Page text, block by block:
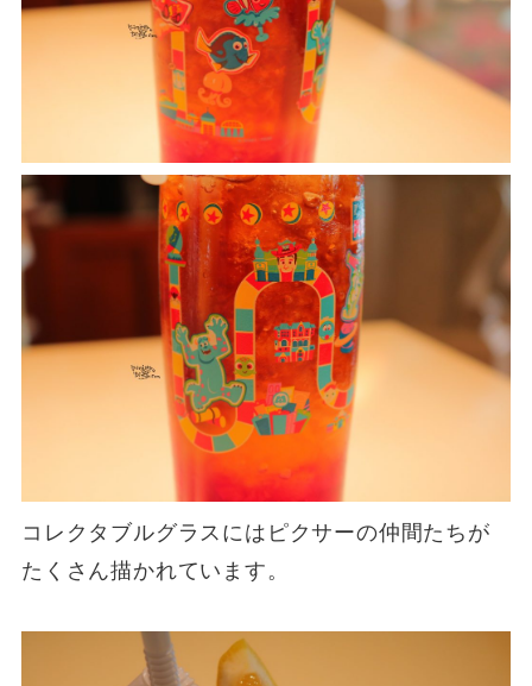
コレクタブルグラスにはピクサーの仲間たちが
たくさん描かれています。